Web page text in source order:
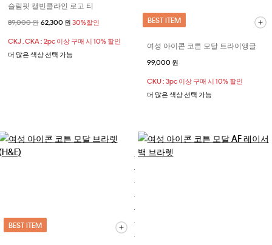
슬림핏 캘빈클라인 로고 티
할인 전 가격
89,000 원할인된 가격
62,300 원 30%할인
CKJ , CKA : 2pc 이상 구매 시 10% 할인
더 많은 색상 선택 가능
BEST ITEM
여성 아이콘 코튼 모달 트라이앵글
99,000 원
CKU : 3pc 이상 구매 시 10% 할인
더 많은 색상 선택 가능
BEST ITEM